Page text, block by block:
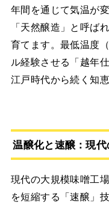
年間を通じて気温が
「天然醸造」と呼ば
育てます。最低温度
ル経験させる「越年
江戸時代から続く知恵
温醸化と速醸：現
現代の大規模味噌工
を短縮する「速醸」